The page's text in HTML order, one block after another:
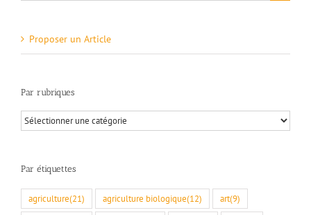
Proposer un Article
Par rubriques
Par
rubriques
Par étiquettes
agriculture(21) agriculture biologique(12) art(9)